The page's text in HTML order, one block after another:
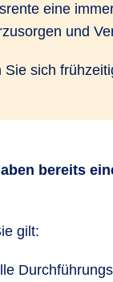
Pflicht-
eine
und
Sie sich
bereits
gilt: